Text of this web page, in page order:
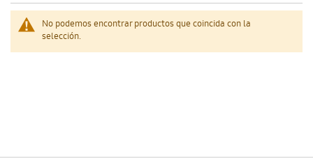
No podemos encontrar productos que coincida con la
selección.